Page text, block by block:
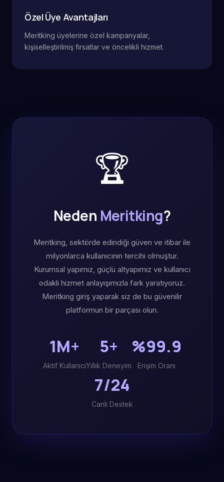
Özel Üye Avantajları
Meritking üyelerine özel kampanyalar,
kişiselleştirilmiş fırsatlar ve öncelikli hizmet.
🏆
Neden Meritking?
Meritking, sektörde edindiği güven ve itibar ile
milyonlarca kullanıcının tercihi olmuştur.
Kurumsal yapımız, güçlü altyapımız ve kullanıcı
odaklı hizmet anlayışımızla fark yaratıyoruz.
Meritking giriş yaparak siz de bu güvenilir
platformun bir parçası olun.
1M+
Aktif Kullanıcı
5+
Yıllık Deneyim
%99.9
Erişim Oranı
7/24
Canlı Destek